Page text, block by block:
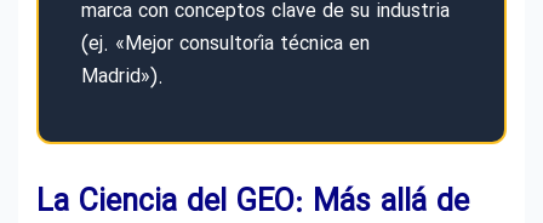
marca con conceptos clave de su industria
(ej. «Mejor consultoría técnica en
Madrid»).
La Ciencia del GEO: Más allá de